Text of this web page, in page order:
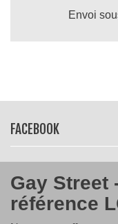
Envoi
FACEBOOK
Gay Street
référence